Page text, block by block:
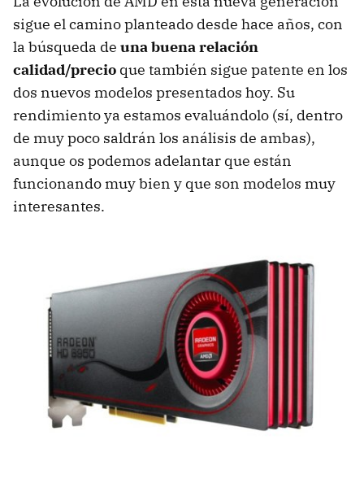
sigue el camino planteado desde hace años, con
la búsqueda de una buena relación
calidad/precio que también sigue patente en los
dos nuevos modelos presentados hoy. Su
rendimiento ya estamos evaluándolo (sí, dentro
de muy poco saldrán los análisis de ambas),
aunque os podemos adelantar que están
funcionando muy bien y que son modelos muy
interesantes.